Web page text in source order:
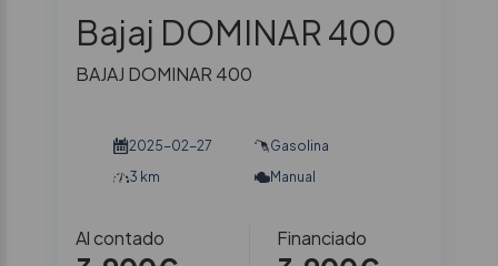
Bajaj DOMINAR 400
BAJAJ DOMINAR 400
2025-02-27
Gasolina
3 km
Manual
Al contado Financiado